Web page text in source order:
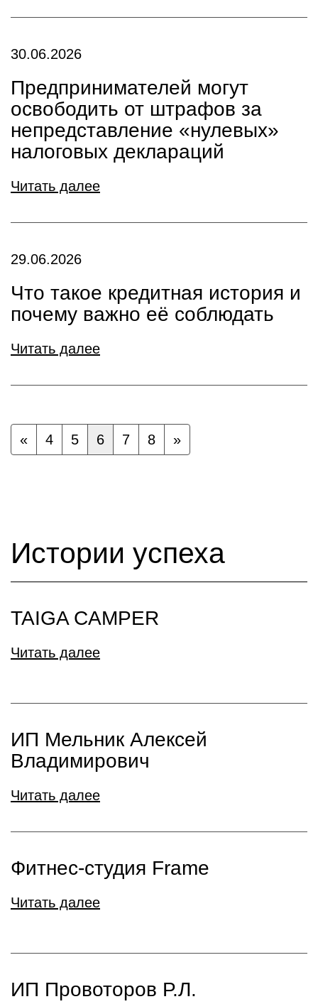
30.06.2026
Предпринимателей могут
освободить от штрафов за
непредставление «нулевых»
налоговых деклараций
Читать далее
29.06.2026
Что такое кредитная история и
почему важно её соблюдать
Читать далее
« 4 5 6 7 8 »
Истории успеха
TAIGA CAMPER
Читать далее
ИП Мельник Алексей
Владимирович
Читать далее
Фитнес-студия Frame
Читать далее
ИП Провоторов Р.Л.